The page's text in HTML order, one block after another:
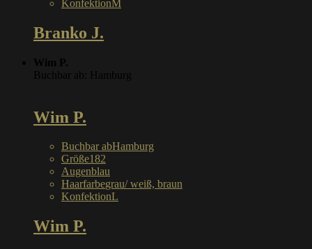
KonfektionM
Branko J.
Wim P.
Buchbar ab: Hamburg
Wim P.
Buchbar abHamburg
Größe182
Augenblau
Haarfarbegrau/ weiß, braun
KonfektionL
Wim P.